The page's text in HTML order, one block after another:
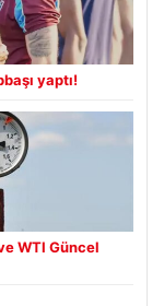
yaptı!
WTI Güncel